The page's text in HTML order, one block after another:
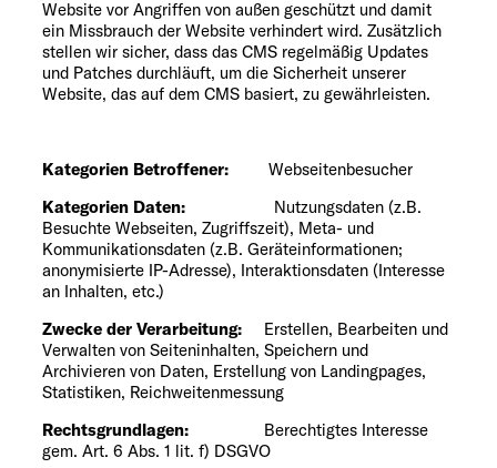
Website vor Angriffen von außen geschützt und damit
ein Missbrauch der Website verhindert wird. Zusätzlich
stellen wir sicher, dass das CMS regelmäßig Updates
und Patches durchläuft, um die Sicherheit unserer
Website, das auf dem CMS basiert, zu gewährleisten.
Kategorien Betroffener: Webseitenbesucher
Kategorien Daten: Nutzungsdaten (z.B.
Besuchte Webseiten, Zugriffszeit), Meta- und
Kommunikationsdaten (z.B. Geräteinformationen;
anonymisierte IP-Adresse), Interaktionsdaten (Interesse
an Inhalten, etc.)
Zwecke der Verarbeitung: Erstellen, Bearbeiten und
Verwalten von Seiteninhalten, Speichern und
Archivieren von Daten, Erstellung von Landingpages,
Statistiken, Reichweitenmessung
Rechtsgrundlagen: Berechtigtes Interesse
gem. Art. 6 Abs. 1 lit. f) DSGVO